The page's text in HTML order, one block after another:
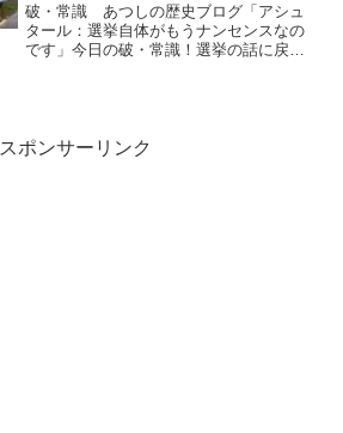
破・常識 あつしの歴史ブログ「アシュ
タール：選挙自体がもうナンセンスなの
です」今日の破・常識！選挙の話に戻り
スポンサーリンク